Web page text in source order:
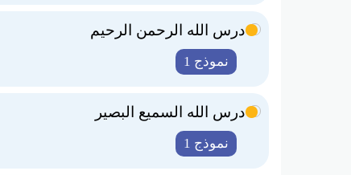
درس الله الرحمن الرحيم
نموذج 1
درس الله السميع البصير
نموذج 1